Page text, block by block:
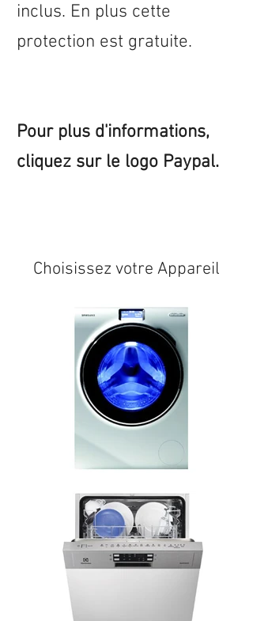
inclus. En plus cette
protection est gratuite.
Pour plus d'informations,
cliquez sur le logo Paypal.
Choisissez votre Appareil